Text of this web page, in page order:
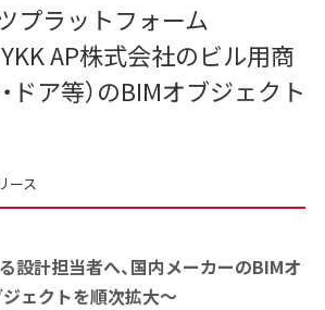
プラットフォーム
YKK AP株式会社のビル用商
ドア等）のBIMオブジェクト
ース
設計担当者へ、国内メーカーのBIMオ
ェクトを順次拡大～